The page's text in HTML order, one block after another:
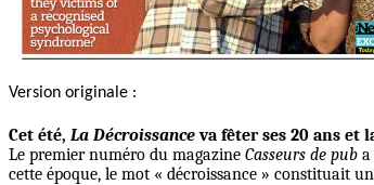
Version originale :
Cet été, La Décroissanceva fêter ses 20 ans et
Le premier numéro du magazine Casseurs de pub a
cette époque, le mot « décroissance » constituait